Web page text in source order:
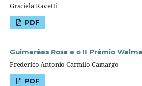
Graciela Ravetti
PDF
Guimarães Rosa e o II Prêmio
Frederico Antonio Carmilo Camargo
PDF